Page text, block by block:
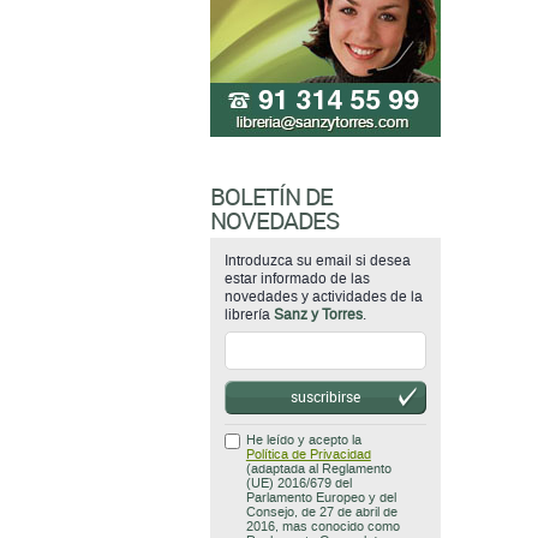
BOLETÍN DE
NOVEDADES
Introduzca su email si desea
estar informado de las
novedades y actividades de la
librería Sanz y Torres.
suscribirse
He leído y acepto la
Política de Privacidad
(adaptada al Reglamento
(UE) 2016/679 del
Parlamento Europeo y del
Consejo, de 27 de abril de
2016, mas conocido como